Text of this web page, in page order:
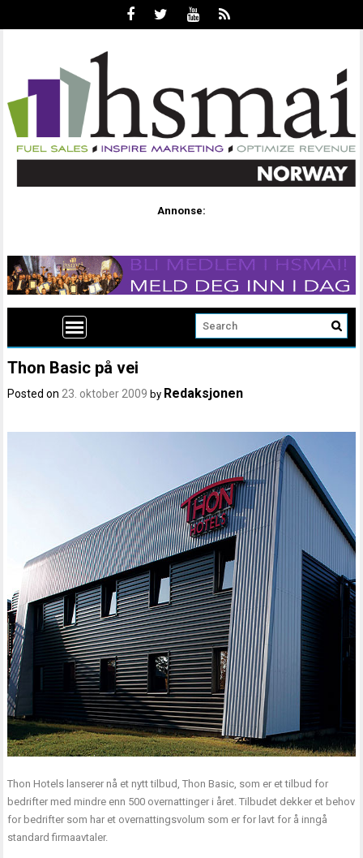
Annonse:
Thon Basic på vei
Posted on23. oktober 2009 by Redaksjonen
Thon Hotels lanserer nå et nytt tilbud, Thon Basic, som er et tilbud for
bedrifter med mindre enn 500 overnattinger i året. Tilbudet dekker et behov
for bedrifter som har et overnattingsvolum som er for lavt for å inngå
standard firmaavtaler.